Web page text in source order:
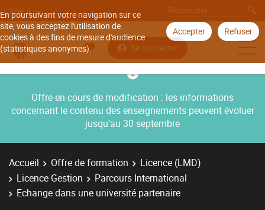
En poursuivant votre navigation sur ce
site, vous acceptez l'utilisation de
cookies à des fins de mesure d'audience
(statistiques anonymes).
Accepter Refuser
Aller à
Se connecter
Offre en cours de modification : les informations
concernant le contenu des enseignements peuvent évoluer
jusqu’au 30 septembre
Accueil Offre de formation
Licence (LMD)
Licence Gestion
Parcours International
Echange dans une université partenaire